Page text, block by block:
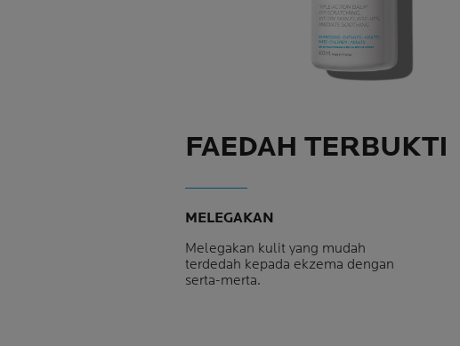
FAEDAH TERBUKTI
MELEGAKAN
Melegakan kulit yang mudah
terdedah kepada ekzema dengan
serta-merta.